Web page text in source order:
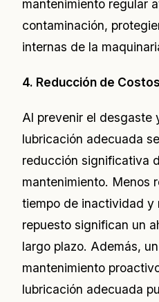
mantenimiento regular
contaminación,
internas de la
4. Reducción de
Al prevenir el desgaste
lubricación adecuada
reducción significativa
mantenimiento. Menos
tiempo de inactividad y
repuesto significan un
largo plazo. Además,
mantenimiento
lubricación adecuada